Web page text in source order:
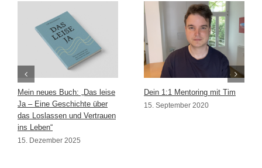
Mein neues Buch: „Das leise
Ja – Eine Geschichte über
das Loslassen und Vertrauen
ins Leben“
15. Dezember 2025
Dein 1:1 Mentoring mit Tim
15. September 2020